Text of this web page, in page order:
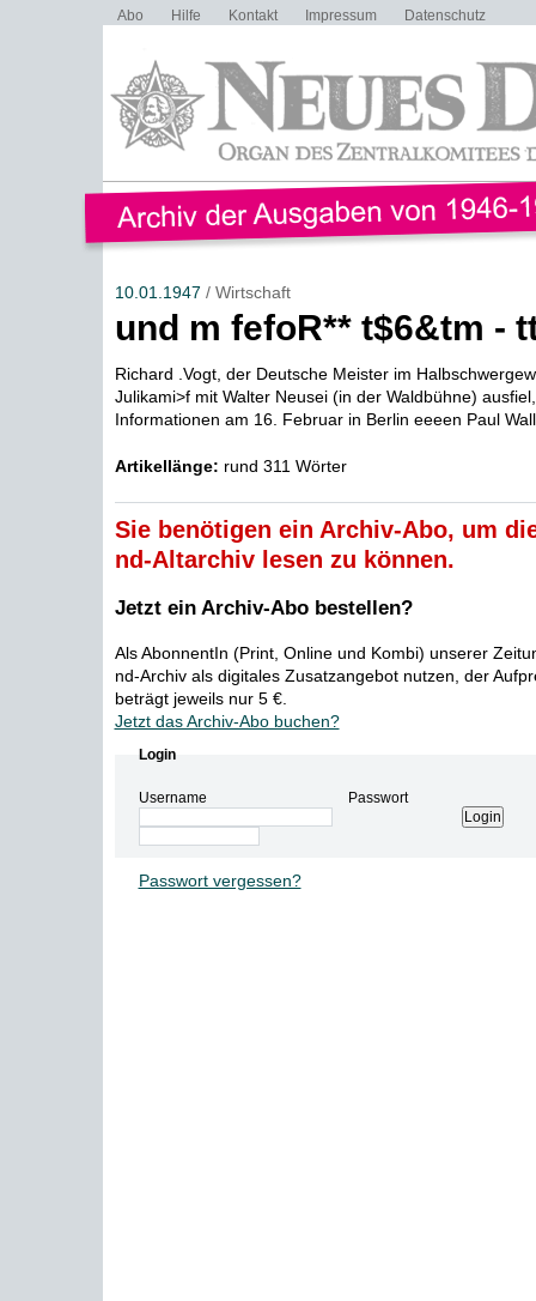
Abo Hilfe Kontakt Impressum Datenschutz
10.01.1947 / Wirtschaft
und m fefoR** t$6&tm -
Richard .Vogt, der Deutsche Meister im
Julikami>f mit Walter Neusei (in der Waldbühne)
Informationen am 16. Februar in Berlin eeeen Paul
Artikellänge: rund 311 Wörter
Sie benötigen ein Archiv-Abo, um
nd-Altarchiv lesen zu können.
Jetzt ein Archiv-Abo bestellen?
Als AbonnentIn (Print, Online und Kombi) unserer
nd-Archiv als digitales Zusatzangebot nutzen, der
beträgt jeweils nur 5 €.
Jetzt das Archiv-Abo buchen?
Login
Username Passwort
Passwort vergessen?